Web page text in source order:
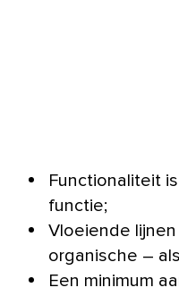
Functionaliteit
functie;
Vloeiende
organische –
Een minimum